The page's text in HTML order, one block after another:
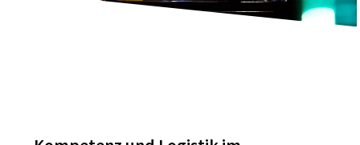
Wählen Sie Ihre Prioritäten